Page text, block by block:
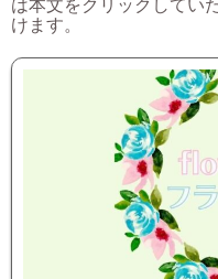
は本文をクリックしてい
けます。